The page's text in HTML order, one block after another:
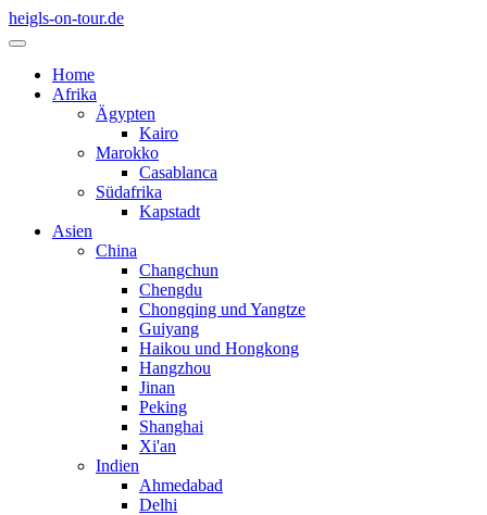
heigls-on-tour.de
Home
Afrika
Ägypten
Kairo
Marokko
Casablanca
Südafrika
Kapstadt
Asien
China
Changchun
Chengdu
Chongqing und Yangtze
Guiyang
Haikou und Hongkong
Hangzhou
Jinan
Peking
Shanghai
Xi'an
Indien
Ahmedabad
Delhi